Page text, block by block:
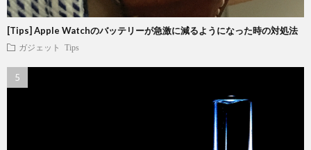
[Tips] Apple Watchのバッテリーが急激に減るようになった時の対処法
ガジェット Tips